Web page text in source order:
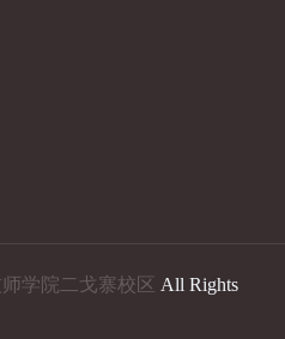
学院二戈寨校区 All Rights